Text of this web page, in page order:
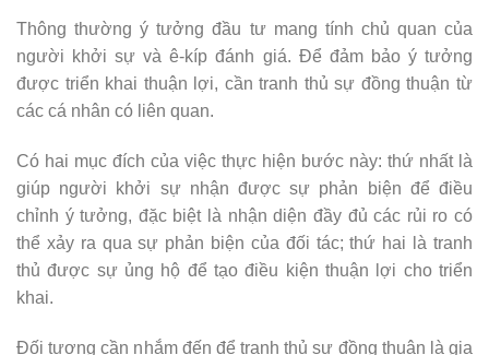
Thông thường ý tưởng đầu tư mang tính chủ quan của
người khởi sự và ê-kíp đánh giá. Để đảm bảo ý tưởng
được triển khai thuận lợi, cần tranh thủ sự đồng thuận từ
các cá nhân có liên quan.
Có hai mục đích của việc thực hiện bước này: thứ nhất là
giúp người khởi sự nhận được sự phản biện để điều
chỉnh ý tưởng, đặc biệt là nhận diện đầy đủ các rủi ro có
thể xảy ra qua sự phản biện của đối tác; thứ hai là tranh
thủ được sự ủng hộ để tạo điều kiện thuận lợi cho triển
khai.
Đối tượng cần nhắm đến để tranh thủ sự đồng thuận là gia